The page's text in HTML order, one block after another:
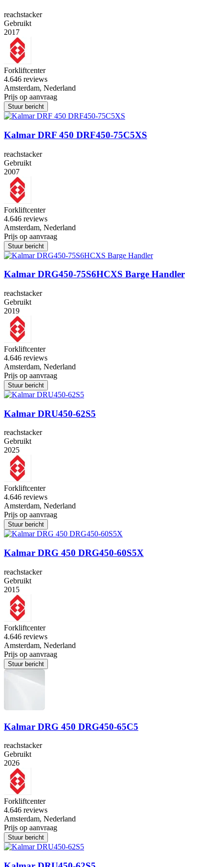
reachstacker
Gebruikt
2017
Forkliftcenter
4.646 reviews
Amsterdam, Nederland
Prijs op aanvraag
Stuur bericht
Kalmar DRF 450 DRF450-75C5XS
reachstacker
Gebruikt
2007
Forkliftcenter
4.646 reviews
Amsterdam, Nederland
Prijs op aanvraag
Stuur bericht
Kalmar DRG450-75S6HCXS Barge Handler
reachstacker
Gebruikt
2019
Forkliftcenter
4.646 reviews
Amsterdam, Nederland
Prijs op aanvraag
Stuur bericht
Kalmar DRU450-62S5
reachstacker
Gebruikt
2025
Forkliftcenter
4.646 reviews
Amsterdam, Nederland
Prijs op aanvraag
Stuur bericht
Kalmar DRG 450 DRG450-60S5X
reachstacker
Gebruikt
2015
Forkliftcenter
4.646 reviews
Amsterdam, Nederland
Prijs op aanvraag
Stuur bericht
Kalmar DRG 450 DRG450-65C5
reachstacker
Gebruikt
2026
Forkliftcenter
4.646 reviews
Amsterdam, Nederland
Prijs op aanvraag
Stuur bericht